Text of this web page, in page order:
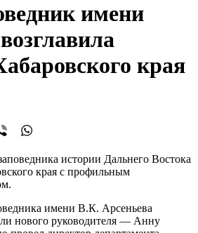
имени
края
истории Дальнего Востока
края с профильным
имени В.К. Арсеньева
нового руководителя — Анну